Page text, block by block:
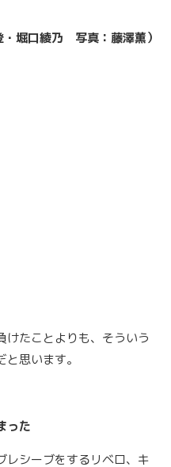
・堀口綾乃 写真：藤澤薫）
けたことよりも、そういう
思います。
った
レシーブをするリベロ、キ